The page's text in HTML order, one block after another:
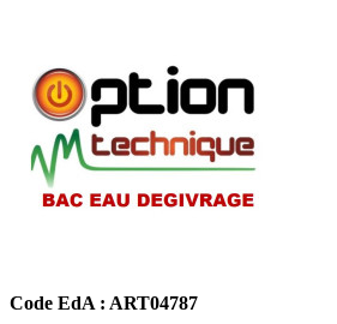
Code EdA : ART04787